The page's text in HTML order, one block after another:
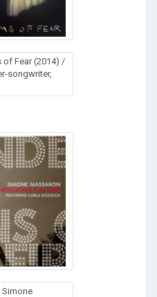
of Fear (2014) /
songwriter,
Simone